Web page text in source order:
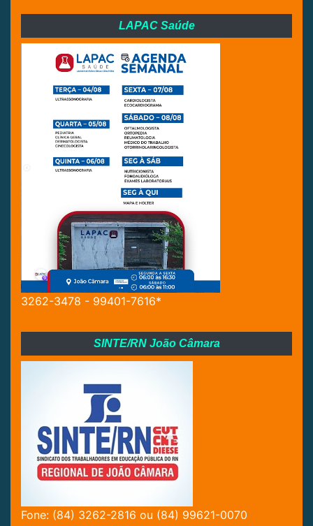
LAPAC Saúde
3262-3478 - 99401-7616*
SINTE/RN João Câmara
Fone: (84) 3262-2816 ou (84) 99621-0070